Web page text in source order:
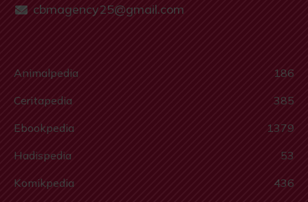
cbmagency25@gmail.com
Animalpedia
186
Ceritapedia
385
Ebookpedia
1379
Hadispedia
53
Komikpedia
436